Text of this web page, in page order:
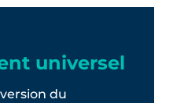
universel
du